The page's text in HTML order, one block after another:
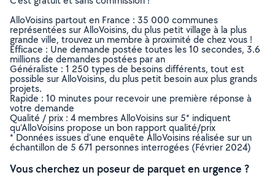
AlloVoisins partout en France : 35 000 communes
représentées sur AlloVoisins, du plus petit village à la plus
grande ville, trouvez un membre à proximité de chez vous !
Efficace : Une demande postée toutes les 10 secondes, 3.6
millions de demandes postées par an
Généraliste : 1 250 types de besoins différents, tout est
possible sur AlloVoisins, du plus petit besoin aux plus grands
projets.
Rapide : 10 minutes pour recevoir une première réponse à
votre demande
Qualité / prix : 4 membres AlloVoisins sur 5* indiquent
qu’AlloVoisins propose un bon rapport qualité/prix
* Données issues d’une enquête AlloVoisins réalisée sur un
échantillon de 5 671 personnes interrogées (Février 2024)
Vous cherchez un poseur de parquet en urgence ?